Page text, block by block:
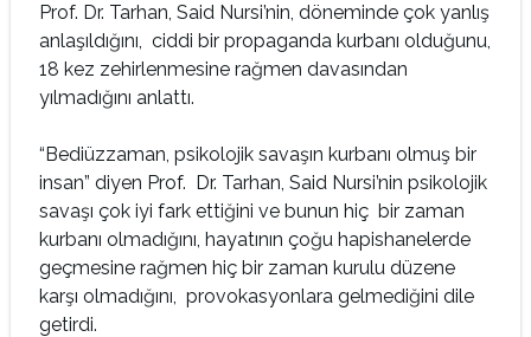
Prof. Dr. Tarhan, Said Nursi’nin, döneminde çok yanlış
anlaşıldığını, ciddi bir propaganda kurbanı olduğunu,
18 kez zehirlenmesine rağmen davasından
yılmadığını anlattı.
“Bediüzzaman, psikolojik savaşın kurbanı olmuş bir
insan” diyen Prof. Dr. Tarhan, Said Nursi’nin psikolojik
savaşı çok iyi fark ettiğini ve bunun hiç bir zaman
kurbanı olmadığını, hayatının çoğu hapishanelerde
geçmesine rağmen hiç bir zaman kurulu düzene
karşı olmadığını, provokasyonlara gelmediğini dile
getirdi.